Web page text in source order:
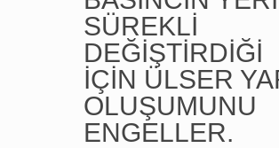
SÜREKLİ
DEĞİŞTİRDİĞİ
İÇİN ÜLSER
OLUŞUMUNU
ENGELLER.